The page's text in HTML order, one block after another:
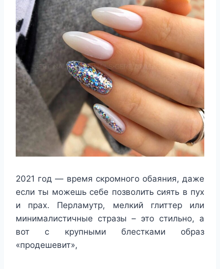
2021 год — время скромного обаяния, даже
если ты можешь себе позволить сиять в пух
и прах. Перламутр, мелкий глиттер или
минималистичные стразы – это стильно, а
вот с крупными блестками образ
«продешевит»,